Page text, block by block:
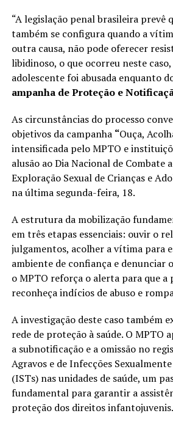
“A legislação penal brasileira prevê
também se configura quando a
outra causa, não pode oferecer
libidinoso, o que ocorreu neste caso,
adolescente foi abusada enquanto
ampanha de Proteção e
As circunstâncias do processo
objetivos da campanha “Ouça,
intensificada pelo MPTO e
alusão ao Dia Nacional de Combate
Exploração Sexual de Crianças e
na última segunda-feira, 18.
A estrutura da mobilização
em três etapas essenciais: ouvir o
julgamentos, acolher a vítima para
ambiente de confiança e denunciar
o MPTO reforça o alerta para que a
reconheça indícios de abuso e
A investigação deste caso também
rede de proteção à saúde. O MPTO
a subnotificação e a omissão no
Agravos e de Infecções
(ISTs) nas unidades de saúde, um
fundamental para garantir a
proteção dos direitos infantojuvenis.